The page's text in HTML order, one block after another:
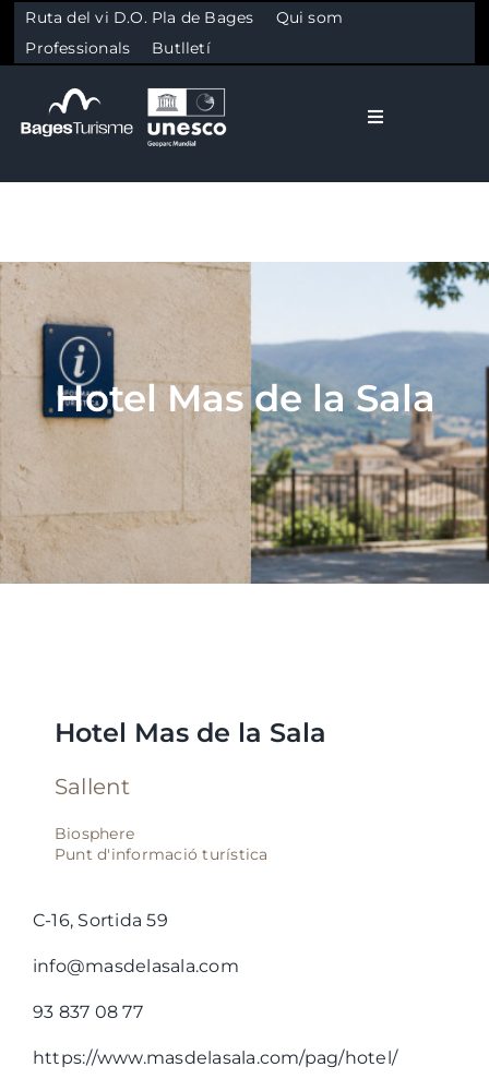
Skip to content
Ruta del vi D.O. Pla de Bages
Qui som
Professionals
Butlletí
Toggle
Cultura
Gastronomia
Hotel Mas de la Sala
Hotel Mas de la Sala
Sallent
Biosphere
Punt d'informació turística
C-16, Sortida 59
info@masdelasala.com
93 837 08 77
https://www.masdelasala.com/pag/hotel/